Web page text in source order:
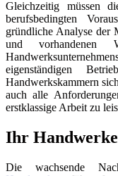
Gleichzeitig müssen
berufsbedingten
gründliche Analyse der
und vorhandenen
eigenständigen
Handwerkskammern
auch alle
erstklassige Arbeit zu
Ihr
Die wachsende